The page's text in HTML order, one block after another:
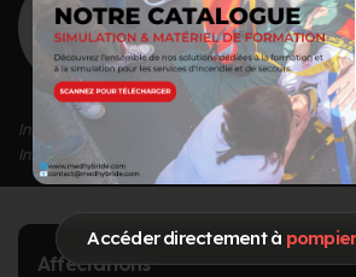
Accéder directement à
Gilles
Grade : Lieutenant-
Inscrit depuis le 12/10/2021 à 11:39
Informations mises à jour le 21/10/2022 à 11:42
Affectations